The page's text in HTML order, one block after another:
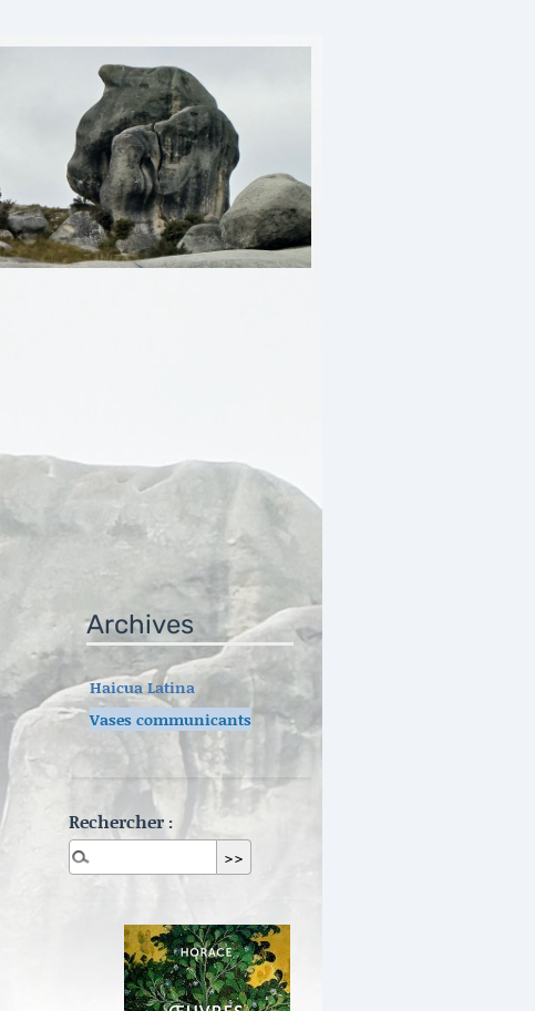
Archives
Haicua Latina
Vases communicants
Rechercher :
Dernières publications